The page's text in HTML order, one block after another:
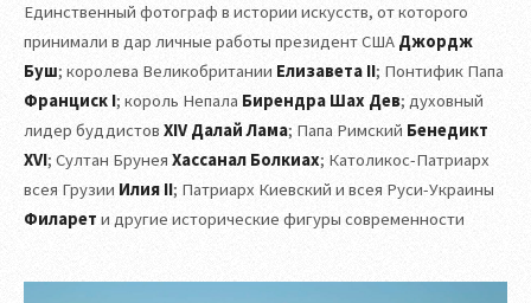
Единственный фотограф в истории искусств, от которого
принимали в дар личные работы президент США Джордж
Буш; королева Великобритании Елизавета II; Понтифик Папа
Франциск I; король Непала Бирендра Шах Дев; духовный
лидер буддистов XIV Далай Лама; Папа Римский Бенедикт
XVI; Султан Брунея Хассанал Болкиах; Католикос-Патриарх
всея Грузии Илия II; Патриарх Киевский и всея Руси-Украины
Филарет и другие исторические фигуры современности